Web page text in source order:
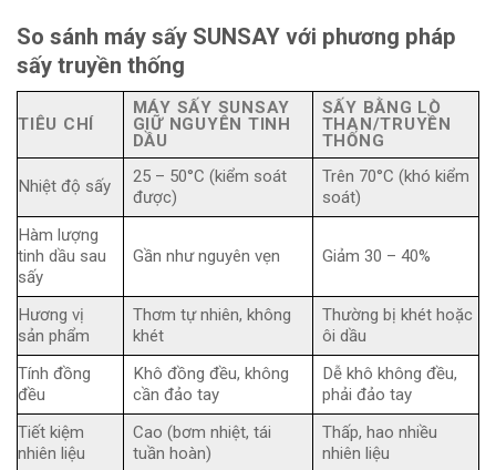
So sánh máy sấy SUNSAY với phương pháp
sấy truyền thống
TIÊU CHÍ
MÁY SẤY SUNSAY
GIỮ NGUYÊN TINH
DẦU
SẤY BẰNG LÒ
THAN/TRUYỀN
THỐNG
Nhiệt độ sấy
25 – 50°C (kiểm soát
được)
Trên 70°C (khó kiểm
soát)
Hàm lượng
tinh dầu sau
sấy
Gần như nguyên vẹn Giảm 30 – 40%
Hương vị
sản phẩm
Thơm tự nhiên, không
khét
Thường bị khét hoặc
ôi dầu
Tính đồng
đều
Khô đồng đều, không
cần đảo tay
Dễ khô không đều,
phải đảo tay
Tiết kiệm
nhiên liệu
Cao (bơm nhiệt, tái
tuần hoàn)
Thấp, hao nhiều
nhiên liệu